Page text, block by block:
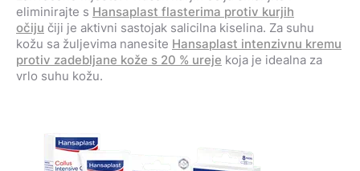
eliminirajte s Hansaplast flasterima protiv kurjih
očiju čiji je aktivni sastojak salicilna kiselina. Za suhu
kožu sa žuljevima nanesite Hansaplast intenzivnu kremu
protiv zadebljane kože s 20 % ureje koja je idealna za
vrlo suhu kožu.